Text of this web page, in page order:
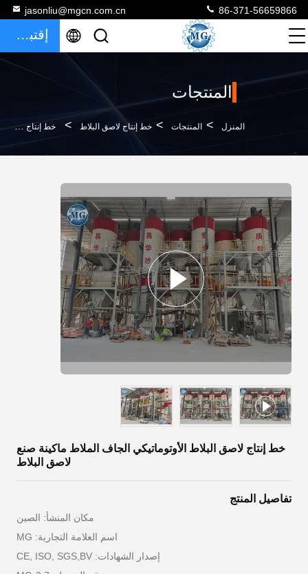
jasonliu@mgcn.com.cn 86-371-56659866
إقتباس
المنتجات
المنزل > المنتجات > خط إنتاج لاصق البلاط > خط إنتاج لاصق البلاط الأوتوماتيكي الجاف الملاط ماكينة صنع لاصق البلاط
خط إنتاج لاصق البلاط الأوتوماتيكي الجاف الملاط ماكينة صنع
لاصق البلاط
تفاصيل المنتج
مكان المنشأ: الصين
اسم العلامة التجارية: MG
إصدار الشهادات: CE, ISO, SGS,BV